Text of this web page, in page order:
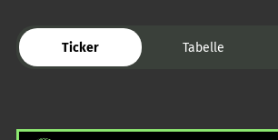
Ticker Tabelle